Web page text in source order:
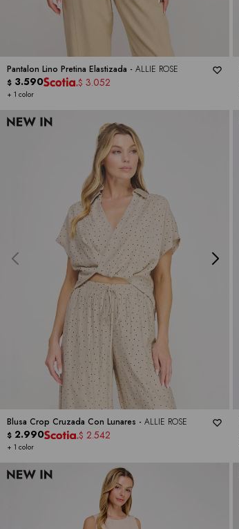
Pantalon Lino Pretina Elastizada - ALLIE ROSE
+ 1 color
$ 3.590 $ 3.052
Blusa Crop Cruzada Con Lunares - ALLIE ROSE
+ 1 color
$ 2.990 $ 2.542